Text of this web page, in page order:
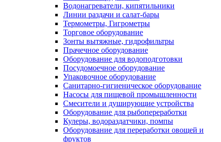
Водонагреватели, кипятильники
Линии раздачи и салат-бары
Термометры, Гигрометры
Торговое оборудование
Зонты вытяжные, гидрофильтры
Прачечное оборудование
Оборудование для водоподготовки
Посудомоечное оборудование
Упаковочное оборудование
Санитарно-гигиеническое оборудование
Насосы для пищевой промышленности
Смесители и душирующие устройства
Оборудование для рыбопереработки
Кулеры, водораздатчики, помпы
Оборудование для переработки овощей и
фруктов